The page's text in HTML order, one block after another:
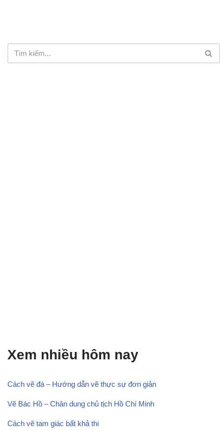
Xem nhiều hôm nay
Cách vẽ đá – Hướng dẫn vẽ thực sự đơn giản
Vẽ Bác Hồ – Chân dung chủ tịch Hồ Chí Minh
Cách vẽ tam giác bất khả thi